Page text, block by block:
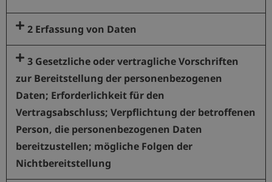
2 Erfassung von Daten
3 Gesetzliche oder vertragliche Vorschriften
zur Bereitstellung der personenbezogenen
Daten; Erforderlichkeit für den
Vertragsabschluss; Verpflichtung der betroffenen
Person, die personenbezogenen Daten
bereitzustellen; mögliche Folgen der
Nichtbereitstellung